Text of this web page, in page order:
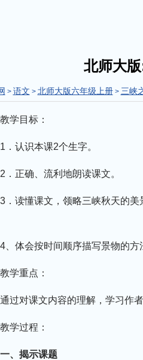
北师大
> 语文 > 北师大版六年级上册> 三峡
教学目标：
1．认识本课2个生字。
2．正确、流利地朗读课文。
3．读懂课文，领略三峡秋天的
4、体会按时间顺序描写景物的方
教学重点：
通过对课文内容的理解，学习作
教学过程：
一、揭示课题